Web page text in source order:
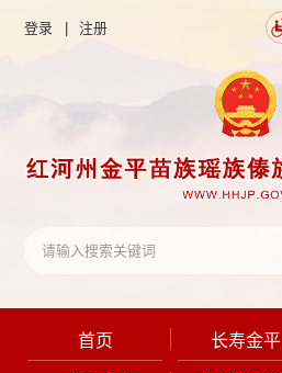
登录 | 注册
首页 长寿金平